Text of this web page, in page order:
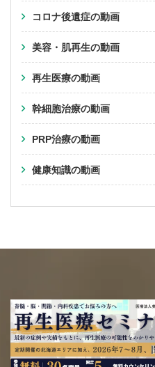
コロナ後遺症の動画
美容・肌再生の動画
再生医療の動画
幹細胞治療の動画
PRP治療の動画
健康知識の動画